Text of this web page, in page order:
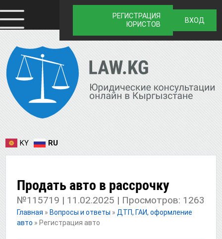
РЕГИСТРАЦИЯ
ЮРИСТОВ
ВХОД
KY RU
Продать авто в рассрочку
№115719 | 11.02.2025 | Просмотров: 1263
Главная » Вопросы и ответы » ДТП, ГАИ, оформление
авто » Регистрация авто